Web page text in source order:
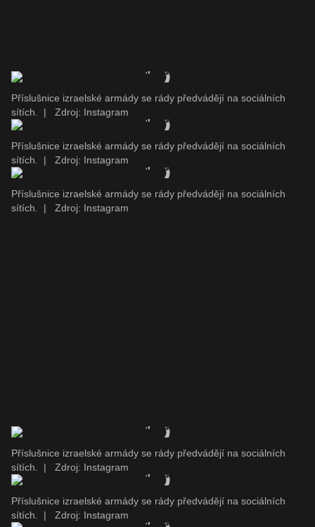
Příslušnice izraelské armády se rády předvádějí na sociálních
sítích.
| Zdroj: Instagram
Příslušnice izraelské armády se rády předvádějí na sociálních
sítích.
| Zdroj: Instagram
Příslušnice izraelské armády se rády předvádějí na sociálních
sítích.
| Zdroj: Instagram
Příslušnice izraelské armády se rády předvádějí na sociálních
sítích.
| Zdroj: Instagram
Příslušnice izraelské armády se rády předvádějí na sociálních
sítích.
| Zdroj: Instagram